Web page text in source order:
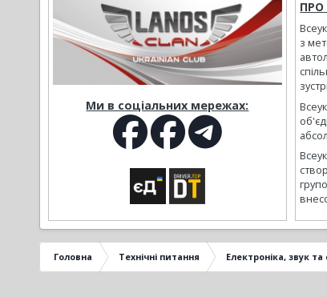
Ми в соціальних мережах:
ПРО
з
Головна Технічні питання Електроніка, звук та